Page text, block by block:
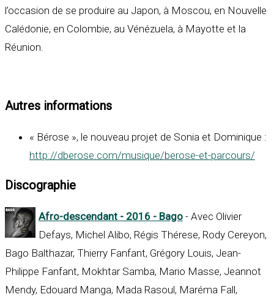
l’occasion de se produire au Japon, à Moscou, en Nouvelle
Calédonie, en Colombie, au Vénézuela, à Mayotte et la
Réunion.
Autres informations
« Bérose », le nouveau projet de Sonia et Dominique :
http://dberose.com/musique/berose-et-parcours/
Discographie
Afro-descendant - 2016 - Bago - Avec Olivier
Defays, Michel Alibo, Régis Thérese, Rody Cereyon,
Bago Balthazar, Thierry Fanfant, Grégory Louis, Jean-
Philippe Fanfant, Mokhtar Samba, Mario Masse, Jeannot
Mendy, Edouard Manga, Mada Rasoul, Maréma Fall,